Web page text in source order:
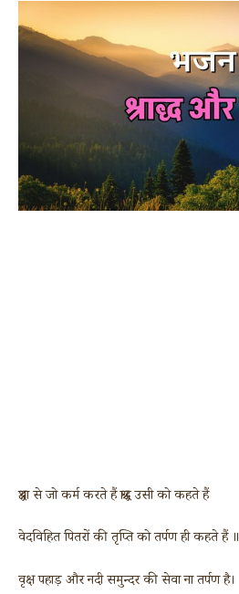
श्रद्धा से जो कर्म करते हैं श्राद्ध उसी को कहते हैं
वेदविहित पितरों की तृप्ति को तर्पण ही कहते हैं ॥
वृक्ष पहाड़ और नदी समुन्दर की सेवा ना तर्पण है।